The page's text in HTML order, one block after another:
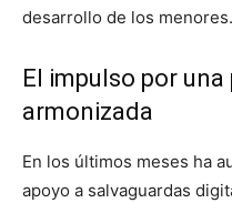
desarrollo de los menores.
El impulso por
armonizada
En los últimos meses ha
apoyo a salvaguardas